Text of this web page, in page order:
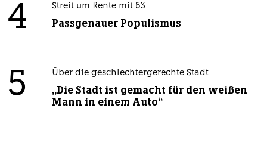
4 Streit um Rente mit 63
Passgenauer Populismus
5 Über die geschlechtergerechte Stadt
„Die Stadt ist gemacht für den weißen
Mann in einem Auto“